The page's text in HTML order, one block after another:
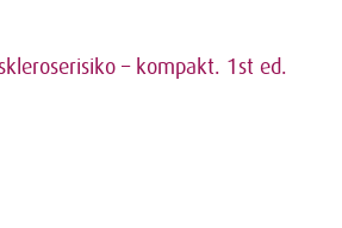
– kompakt. 1st ed.